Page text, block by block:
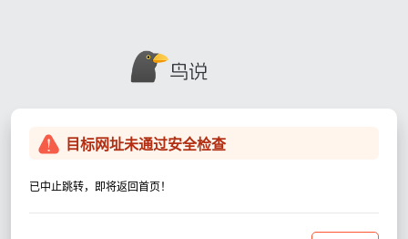
目标网址未通过安全检查
已中止跳转，即将返回首页！